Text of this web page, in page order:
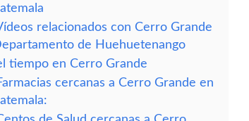
relacionados con Cerro Grande
de Huehuetenango
tiempo en Cerro Grande
cercanas a Cerro Grande en